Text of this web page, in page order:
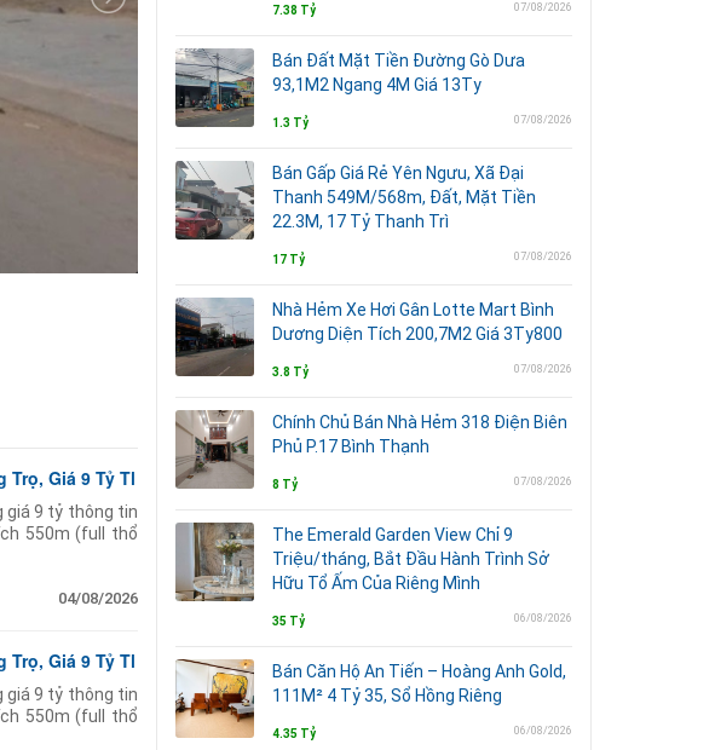
Trọ, Giá 9 Tỷ Tl
giá 9 tỷ thông tin
550m (full thổ
04/08/2026
Trọ, Giá 9 Tỷ Tl
giá 9 tỷ thông tin
550m (full thổ
7.38 Tỷ 07/08/2026
Bán Đất Mặt Tiền Đường Gò Dưa
93,1M2 Ngang 4M Giá 13Ty
1.3 Tỷ 07/08/2026
Bán Gấp Giá Rẻ Yên Ngưu, Xã Đại
Thanh 549M/568m, Đất, Mặt Tiền
22.3M, 17 Tỷ Thanh Trì
17 Tỷ 07/08/2026
Nhà Hẻm Xe Hơi Gân Lotte Mart Bình
Dương Diện Tích 200,7M2 Giá 3Ty800
3.8 Tỷ 07/08/2026
Chính Chủ Bán Nhà Hẻm 318 Điện Biên
Phủ P.17 Bình Thạnh
8 Tỷ 07/08/2026
The Emerald Garden View Chỉ 9
Triệu/tháng, Bắt Đầu Hành Trình Sở
Hữu Tổ Ấm Của Riêng Mình
35 Tỷ 06/08/2026
Bán Căn Hộ An Tiến – Hoàng Anh Gold,
111M² 4 Tỷ 35, Sổ Hồng Riêng
4.35 Tỷ 06/08/2026